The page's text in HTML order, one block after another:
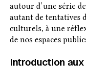
autour d’une série
autant de tentatives
culturels, à une
de nos espaces
Introduction